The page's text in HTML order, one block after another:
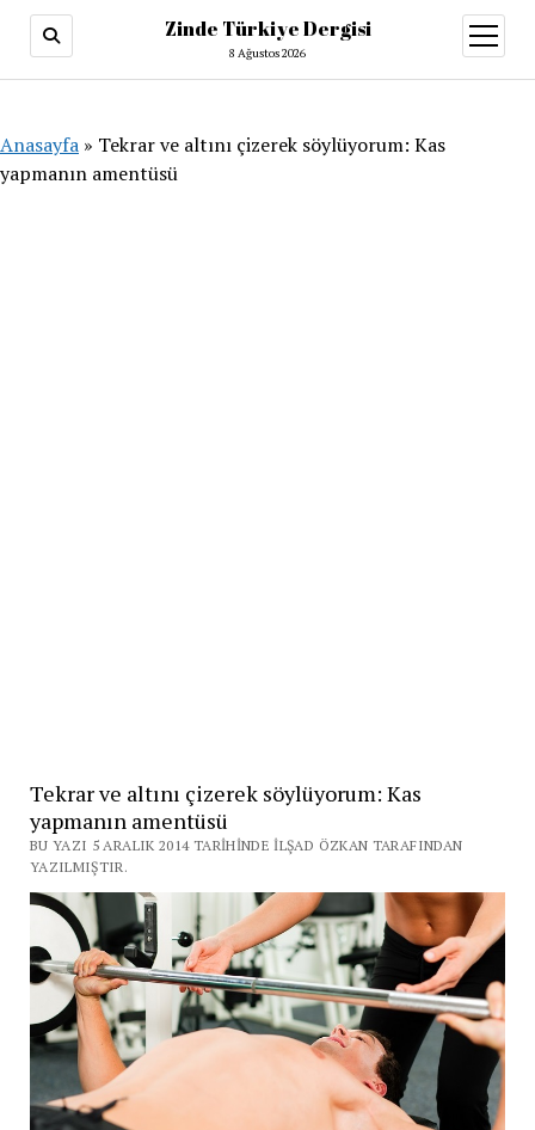
Zinde Türkiye Dergisi
8 Ağustos 2026
aç
Anasayfa » Tekrar ve altını çizerek söylüyorum: Kas
yapmanın amentüsü
Tekrar ve altını çizerek söylüyorum: Kas
yapmanın amentüsü
BU YAZI 5 ARALIK 2014 TARIHINDE İLŞAD ÖZKAN TARAFINDAN
YAZILMIŞTIR.